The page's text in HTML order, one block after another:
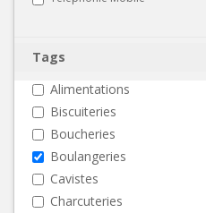
Tags
Alimentations
Biscuiteries
Boucheries
Boulangeries
Cavistes
Charcuteries